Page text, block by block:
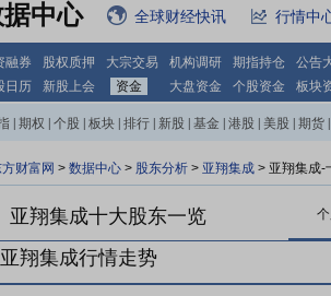
中心 全球财经快讯 行情中
融券 股权质押 大宗交易 机构调研 期指持仓
公告
日历 新股上会 资金 大盘资金 个股资金 板块
期权 个股 板块 排行 新股 基金 港股 美股 期货
方财富网 > 数据中心 > 股东分析 > 亚翔集成 > 亚翔集成-
亚翔集成十大股东一览
亚翔集成行情走势